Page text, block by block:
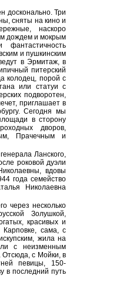
досконально. Три
сняты на кино и
наскоро
дождем и мокрым
и пушкинским
в Эрмитаж, в
питерский
колодец, порой с
или статуи с
подворотен,
приглашает в
Сегодня мы
в сторону
дворов,
Прачечным и
Ланского,
роковой дуэли
вдовы
года семейство
Николаевна
через несколько
Золушкой,
красивых и
сама, с
жила на
с неизменным
Отсюда, с Мойки, в
певицы, 150-
в последний путь